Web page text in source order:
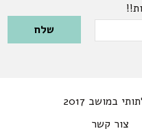
במושב 2017
צור קשר